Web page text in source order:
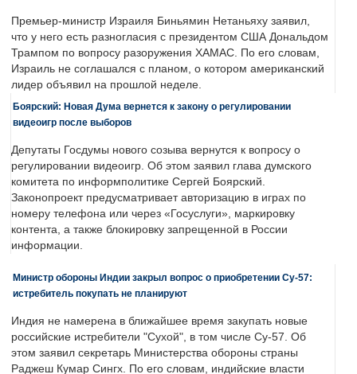
Премьер-министр Израиля Биньямин Нетаньяху заявил,
что у него есть разногласия с президентом США Дональдом
Трампом по вопросу разоружения ХАМАС. По его словам,
Израиль не соглашался с планом, о котором американский
лидер объявил на прошлой неделе.
Боярский: Новая Дума вернется к закону о регулировании
видеоигр после выборов
Депутаты Госдумы нового созыва вернутся к вопросу о
регулировании видеоигр. Об этом заявил глава думского
комитета по информполитике Сергей Боярский.
Законопроект предусматривает авторизацию в играх по
номеру телефона или через «Госуслуги», маркировку
контента, а также блокировку запрещенной в России
информации.
Министр обороны Индии закрыл вопрос о приобретении Су-57:
истребитель покупать не планируют
Индия не намерена в ближайшее время закупать новые
российские истребители "Сухой", в том числе Су-57. Об
этом заявил секретарь Министерства обороны страны
Раджеш Кумар Сингх. По его словам, индийские власти